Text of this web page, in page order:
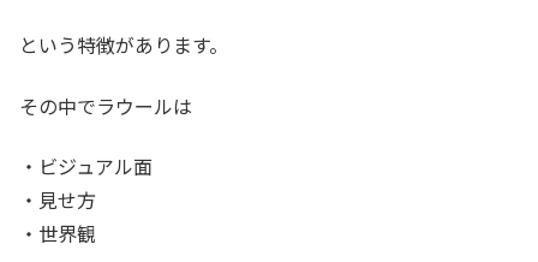
という特徴があります。
その中でラウールは
・ビジュアル面
・見せ方
・世界観